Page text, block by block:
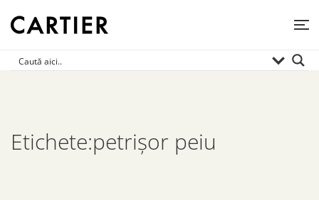
Etichete:petrișor peiu